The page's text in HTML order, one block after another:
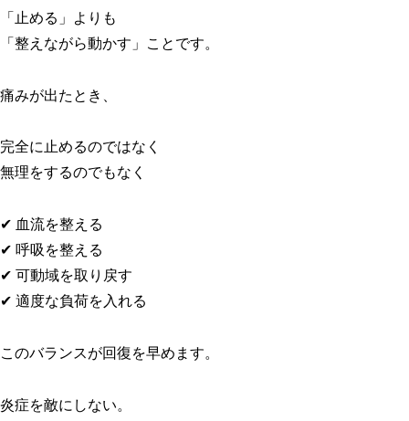
「止める」よりも
「整えながら動かす」ことです。
痛みが出たとき、
完全に止めるのではなく
無理をするのでもなく
✔ 血流を整える
✔ 呼吸を整える
✔ 可動域を取り戻す
✔ 適度な負荷を入れる
このバランスが回復を早めます。
炎症を敵にしない。